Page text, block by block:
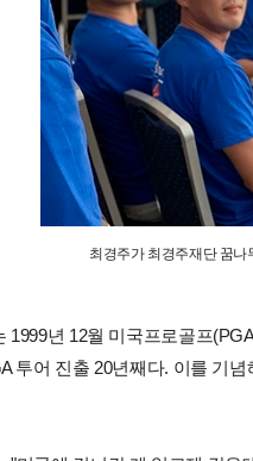
최경주가 최경주재단 꿈
1999년 12월 미국프로골프
투어 진출 20년째다. 이를 기